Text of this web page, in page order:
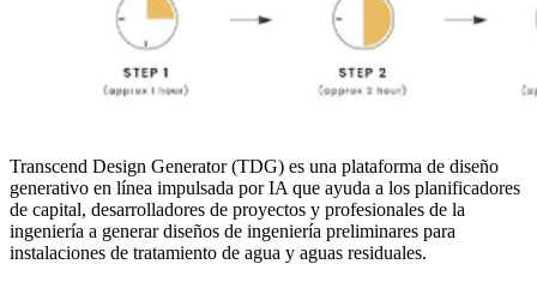
Transcend Design Generator (TDG) es una plataforma de diseño
generativo en línea impulsada por IA que ayuda a los planificadores
de capital, desarrolladores de proyectos y profesionales de la
ingeniería a generar diseños de ingeniería preliminares para
instalaciones de tratamiento de agua y aguas residuales.